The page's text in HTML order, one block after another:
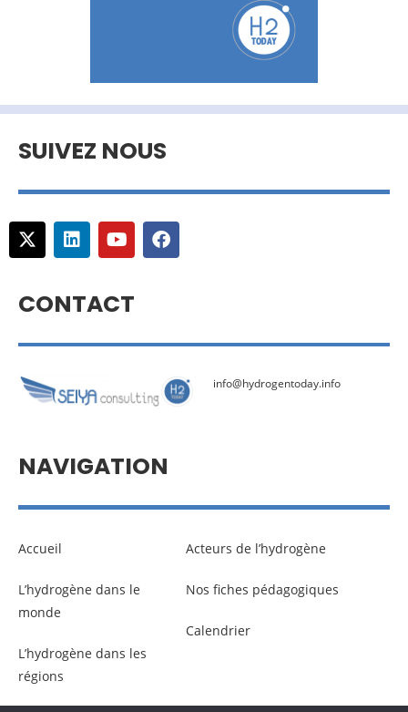
SUIVEZ NOUS
CONTACT
info@hydrogentoday.info
NAVIGATION
Accueil
L’hydrogène dans le
monde
L’hydrogène dans les
régions
Acteurs de l’hydrogène
Nos fiches pédagogiques
Calendrier